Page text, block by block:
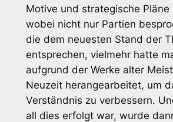
Motive und strategische Pläne
wobei nicht nur Partien
die dem neuesten Stand der
entsprechen, vielmehr hatte
aufgrund der Werke alter
Neuzeit herangearbeitet, um
Verständnis zu verbessern.
all dies erfolgt war, wurde